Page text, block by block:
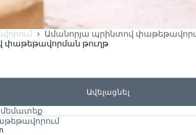
Ամանորյա պրինտով
փաթեթավորման թուղթ
Ավելացնել